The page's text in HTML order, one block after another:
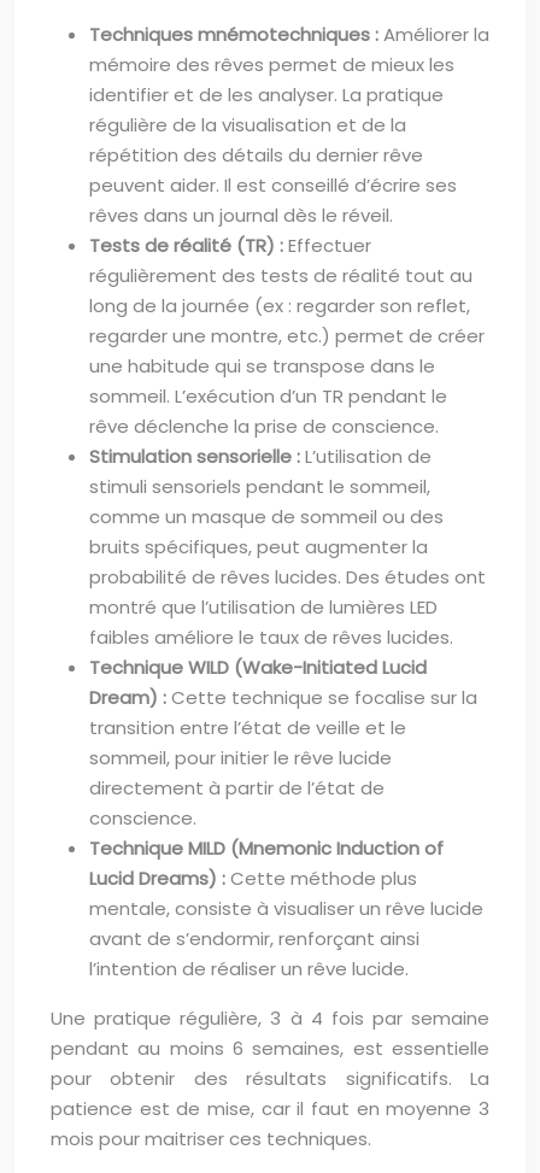
Techniques mnémotechniques :Améliorer la
mémoire des rêves permet de mieux les
identifier et de les analyser. La pratique
régulière de la visualisation et de la
répétition des détails du dernier rêve
peuvent aider. Il est conseillé d’écrire ses
rêves dans un journal dès le réveil.
Tests de réalité (TR) :Effectuer
régulièrement des tests de réalité tout au
long de la journée (ex : regarder son reflet,
regarder une montre, etc.) permet de créer
une habitude qui se transpose dans le
sommeil. L’exécution d’un TR pendant le
rêve déclenche la prise de conscience.
Stimulation sensorielle :L’utilisation de
stimuli sensoriels pendant le sommeil,
comme un masque de sommeil ou des
bruits spécifiques, peut augmenter la
probabilité de rêves lucides. Des études ont
montré que l’utilisation de lumières LED
faibles améliore le taux de rêves lucides.
Technique WILD (Wake-Initiated Lucid
Dream) :Cette technique se focalise sur la
transition entre l’état de veille et le
sommeil, pour initier le rêve lucide
directement à partir de l’état de
conscience.
Technique MILD (Mnemonic Induction of
Lucid Dreams) :Cette méthode plus
mentale, consiste à visualiser un rêve lucide
avant de s’endormir, renforçant ainsi
l’intention de réaliser un rêve lucide.
Une pratique régulière, 3 à 4 fois par semaine
pendant au moins 6 semaines, est essentielle
pour obtenir des résultats significatifs. La
patience est de mise, car il faut en moyenne 3
mois pour maitriser ces techniques.